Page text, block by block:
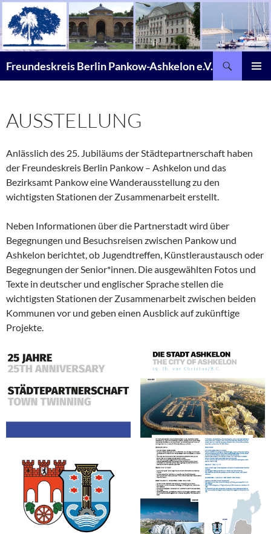
Zum
Inhalt
springen
Freundeskreis Berlin Pankow-Ashkelon e.V.
AUSSTELLUNG
Anlässlich des 25. Jubiläums der Städtepartnerschaft haben
der Freundeskreis Berlin Pankow – Ashkelon und das
Bezirksamt Pankow eine Wanderausstellung zu den
wichtigsten Stationen der Zusammenarbeit erstellt.
Neben Informationen über die Partnerstadt wird über
Begegnungen und Besuchsreisen zwischen Pankow und
Ashkelon berichtet, ob Jugendtreffen, Künstleraustausch oder
Begegnungen der Senior*innen. Die ausgewählten Fotos und
Texte in deutscher und englischer Sprache stellen die
wichtigsten Stationen der Zusammenarbeit zwischen beiden
Kommunen vor und geben einen Ausblick auf zukünftige
Projekte.